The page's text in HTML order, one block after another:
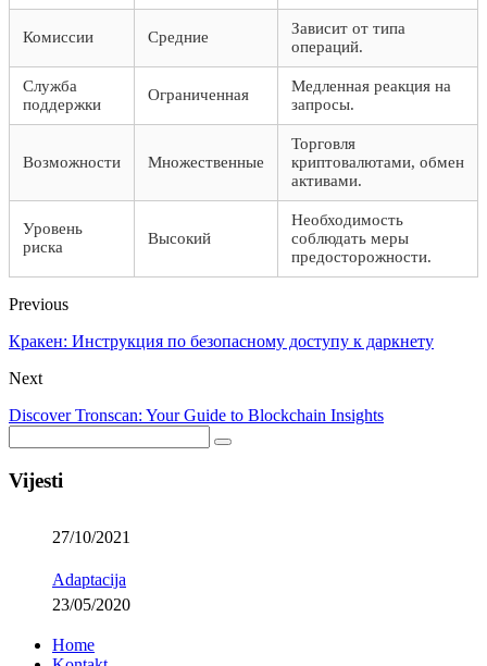
Комиссии Средние
Зависит от типа
операций.
Служба
поддержки
Ограниченная
Медленная реакция на
запросы.
Возможности Множественные
Торговля
криптовалютами, обмен
активами.
Уровень
риска
Высокий
Необходимость
соблюдать меры
предосторожности.
Previous
Кракен: Инструкция по безопасному доступу к даркнету
Next
Discover Tronscan: Your Guide to Blockchain Insights
Vijesti
27/10/2021
Adaptacija
23/05/2020
Home